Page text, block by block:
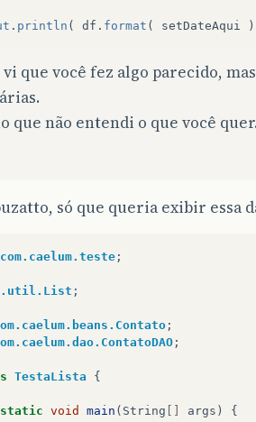
. println ( df . format ( setDateAqui )
que você fez algo parecido,
que não entendi o que você
só que queria exibir essa
;
;
;
;
TestaLista {
static void main ( String [] args ) {